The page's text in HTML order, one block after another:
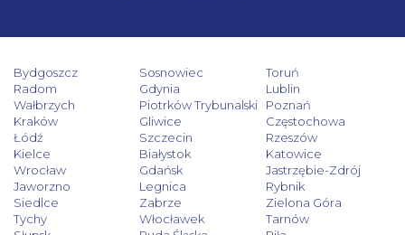
Bydgoszcz Sosnowiec
Toruń
Radom
Gdynia
Lublin
Wałbrzych
Piotrków Trybunalski
Poznań
Kraków
Gliwice
Częstochowa
Łódź
Szczecin
Rzeszów
Kielce
Białystok
Katowice
Wrocław
Gdańsk
Jastrzębie-Zdrój
Jaworzno
Legnica
Rybnik
Siedlce
Zabrze
Zielona Góra
Tychy
Włocławek
Tarnów